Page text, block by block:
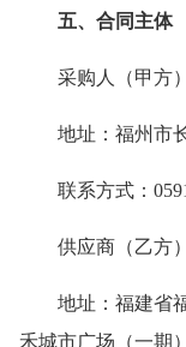
五、合同主体
采购人（甲方）
地址：福州市长
联系方式：
供应商（乙方）
地址：福建省福
禾城市广场（一期